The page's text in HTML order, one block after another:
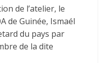
de l’atelier, le
de Guinée, Ismaél
du pays par
de la dite